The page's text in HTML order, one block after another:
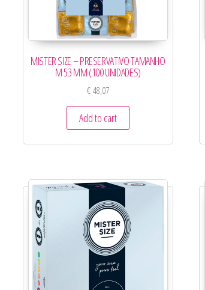
MISTER SIZE – PRESERVATIVO TAMANHO
M 53 MM (100 UNIDADES)
€48,07
Add to cart